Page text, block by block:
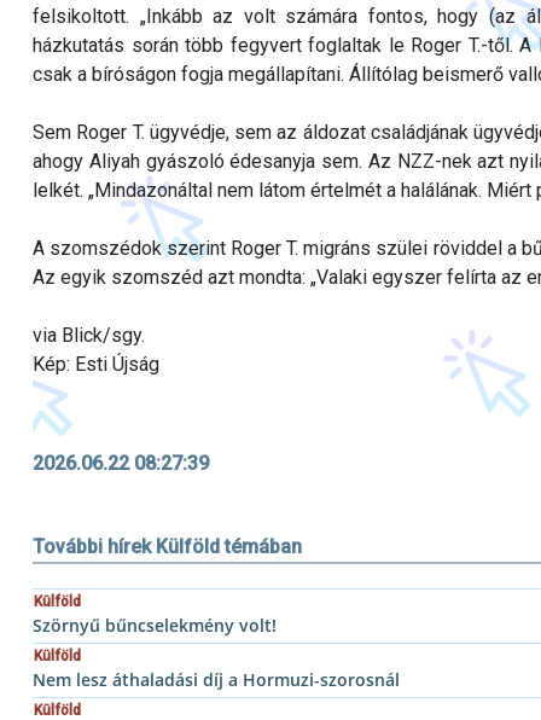
felsikoltott. „Inkább az volt számára fontos, hogy (az
házkutatás során több fegyvert foglaltak le Roger T.-től.
csak a bíróságon fogja megállapítani. Állítólag beismerő
Sem Roger T. ügyvédje, sem az áldozat családjának
ahogy Aliyah gyászoló édesanyja sem. Az NZZ-nek azt
lelkét. „Mindazonáltal nem látom értelmét a halálának.
A szomszédok szerint Roger T. migráns szülei röviddel a
Az egyik szomszéd azt mondta: „Valaki egyszer felírta az
via Blick/sgy.
Kép: Esti Újság
2026.06.22 08:27:39
További hírek Külföld témában
Külföld
Szörnyű bűncselekmény volt!
Külföld
Nem lesz áthaladási díj a Hormuzi-szorosnál
Külföld